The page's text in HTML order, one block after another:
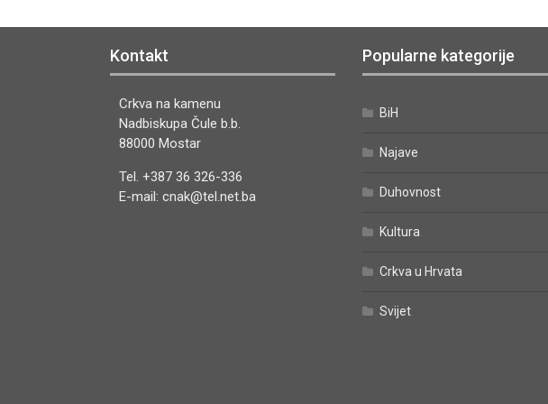
Kontakt
Crkva na kamenu
Nadbiskupa Čule b.b.
88000 Mostar
Tel. +387 36 326-336
E-mail: cnak@tel.net.ba
Popularne kategorije
BiH
Najave
Duhovnost
Kultura
Crkva u Hrvata
Svijet